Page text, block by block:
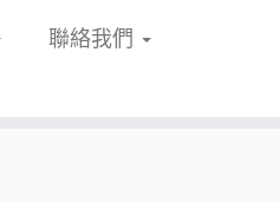
聯絡我們